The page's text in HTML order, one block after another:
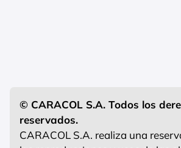
© CARACOL S.A. Todos los
reservados.
CARACOL S.A. realiza una